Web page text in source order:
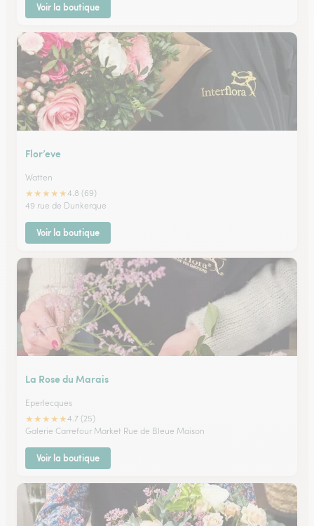
Voir la boutique
Flor’eve
Watten
★★★★★4.8 (69)
49 rue de Dunkerque
Voir la boutique
La Rose du Marais
Eperlecques
★★★★★4.7 (25)
Galerie Carrefour Market Rue de Bleue Maison
Voir la boutique